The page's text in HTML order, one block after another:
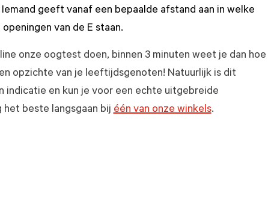
geeft vanaf een bepaalde afstand aan in welke
van de E staan.
onze oogtest doen, binnen 3 minuten weet je dan hoe
opzichte van je leeftijdsgenoten! Natuurlijk is dit
indicatie en kun je voor een echte uitgebreide
het beste langsgaan bijéén van onze winkels.